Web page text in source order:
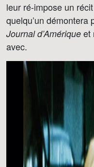
leur ré-impose un
quelqu’un démontera
Journal d’Amérique et
avec.